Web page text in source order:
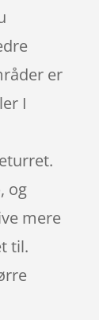
er
I
og
mere
til.